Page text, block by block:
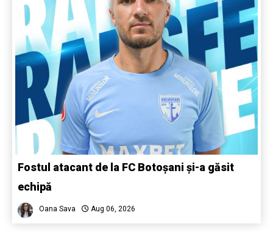
Fostul atacant de la FC Botoșani și-a găsit
echipă
Oana Sava Aug 06, 2026